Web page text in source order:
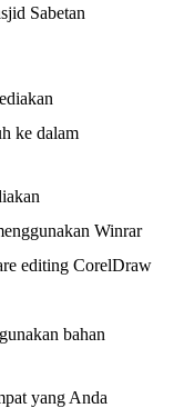
Sabetan
ke dalam
Winrar
editing CorelDraw
bahan
yang Anda